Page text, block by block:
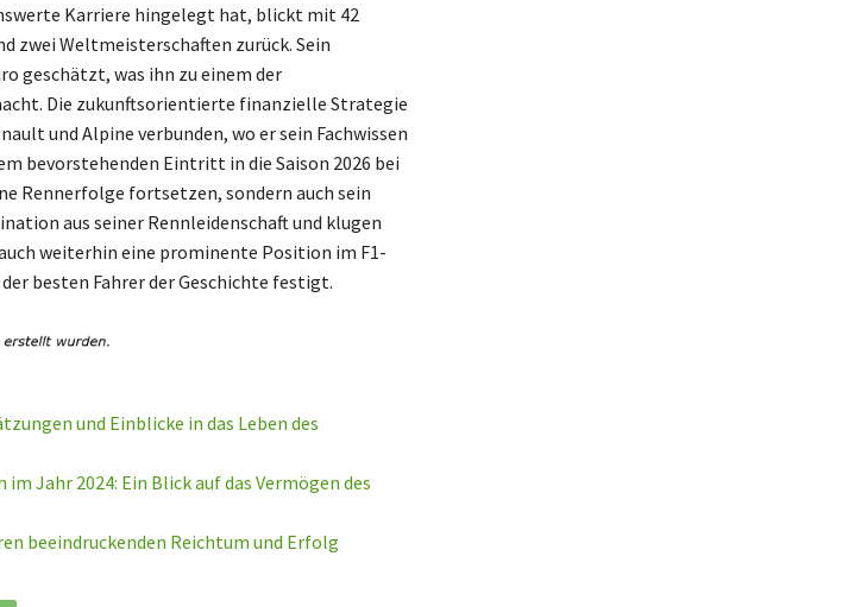
Karriere hingelegt hat, blickt mit 42
zwei Weltmeisterschaften zurück. Sein
geschätzt, was ihn zu einem der
Die zukunftsorientierte finanzielle Strategie
und Alpine verbunden, wo er sein Fachwissen
bevorstehenden Eintritt in die Saison 2026 bei
Rennerfolge fortsetzen, sondern auch sein
aus seiner Rennleidenschaft und klugen
weiterhin eine prominente Position im F1-
besten Fahrer der Geschichte festigt.
und Einblicke in das Leben des
Jahr 2024: Ein Blick auf das Vermögen des
beeindruckenden Reichtum und Erfolg